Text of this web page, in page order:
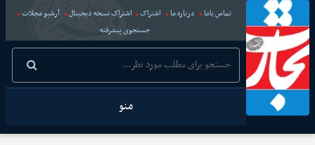
تماس باما درباره ما اشتراک اشتراک نسخه دیجیتال
آرشیو مجلات
جستجوی پیشرفته
منو